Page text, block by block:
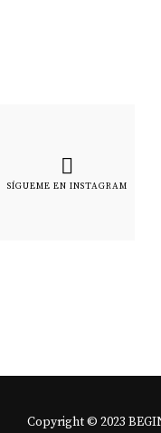
SÍGUEME EN INSTAGRAM
Copyright © 2023